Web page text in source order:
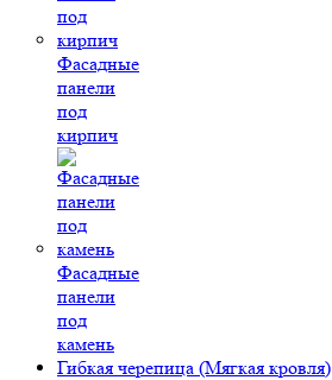
Фасадные
панели
под
кирпич
Фасадные
панели
под
камень
Гибкая черепица (Мягкая кровля)